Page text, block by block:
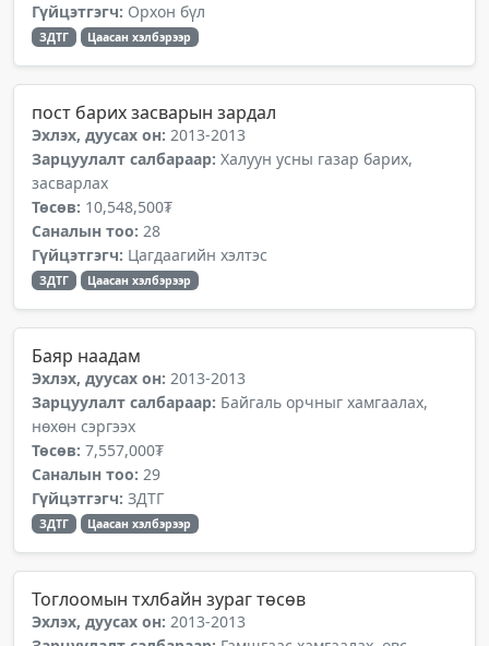
Гүйцэтгэгч: Орхон бүл
ЗДТГ Цаасан хэлбэрээр
пост барих засварын зардал
Эхлэх, дуусах он: 2013-2013
Зарцуулалт салбараар: Халуун усны газар барих,
засварлах
Төсөв: 10,548,500₮
Саналын тоо: 28
Гүйцэтгэгч: Цагдаагийн хэлтэс
ЗДТГ Цаасан хэлбэрээр
Баяр наадам
Эхлэх, дуусах он: 2013-2013
Зарцуулалт салбараар: Байгаль орчныг хамгаалах,
нөхөн сэргээх
Төсөв: 7,557,000₮
Саналын тоо: 29
Гүйцэтгэгч: ЗДТГ
ЗДТГ Цаасан хэлбэрээр
Тоглоомын тхлбайн зураг төсөв
Эхлэх, дуусах он: 2013-2013